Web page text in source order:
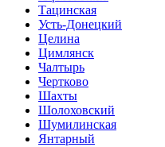
Тацинская
Усть-Донецкий
Целина
Цимлянск
Чалтырь
Чертково
Шахты
Шолоховский
Шумилинская
Янтарный